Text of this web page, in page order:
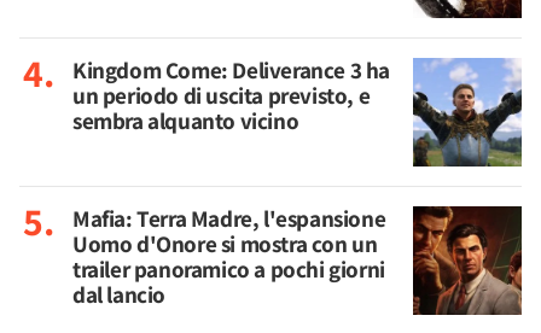
Kingdom Come: Deliverance 3 ha
un periodo di uscita previsto, e
sembra alquanto vicino
Mafia: Terra Madre, l'espansione
Uomo d'Onore si mostra con un
trailer panoramico a pochi giorni
dal lancio